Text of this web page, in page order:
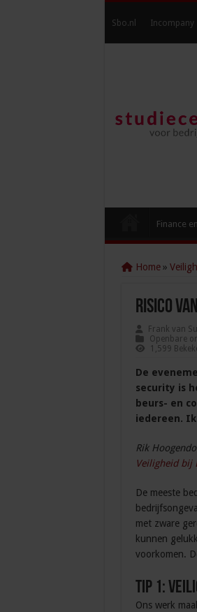
Sbo.nl Incompany
Finance
Home »
Risico
Frank van
Openbare
1,599
De
security is
beurs- en
iedereen.
Rik
Veiligheid bij
De meeste
met zware
kunnen
voorkomen.
Tip 1:
Ons werk